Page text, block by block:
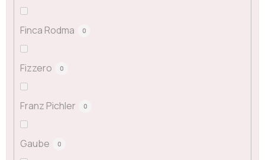
Finca Rodma 0
Fizzero 0
Franz Pichler 0
Gaube 0